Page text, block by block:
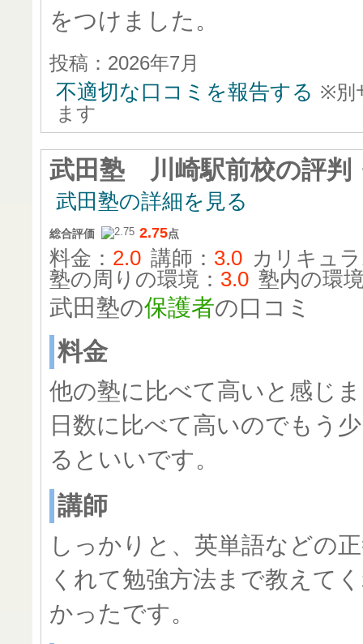
をつけました。
投稿：2026年7月
不適切な口コミを報告する ※別
ます
武田塾 川崎駅前校の評判
武田塾の詳細を見る
総合評価 2.75点
料金： 2.0 講師： 3.0 カリキュ
塾の周りの環境： 3.0 塾内の環
武田塾の保護者の口コミ
料金
他の塾に比べて高いと感じ
日数に比べて高いのでもう
るといいです。
講師
しっかりと、英単語などの
くれて勉強方法まで教えて
かったです。